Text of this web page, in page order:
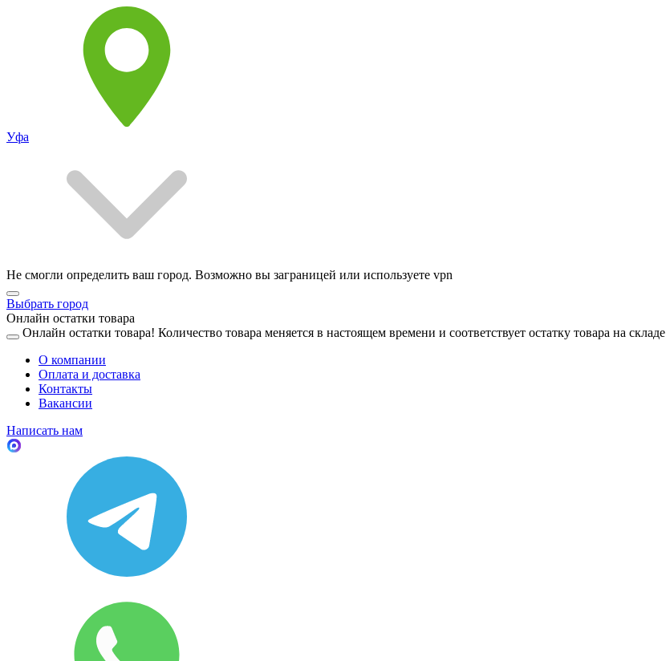
Уфа
Не смогли определить ваш город. Возможно вы заграницей или используете vpn
Выбрать город
Онлайн остатки товара
Онлайн остатки товара! Количество товара меняется в настоящем времени и соответствует остатку товара на складе
О компании
Оплата и доставка
Контакты
Вакансии
Написать нам